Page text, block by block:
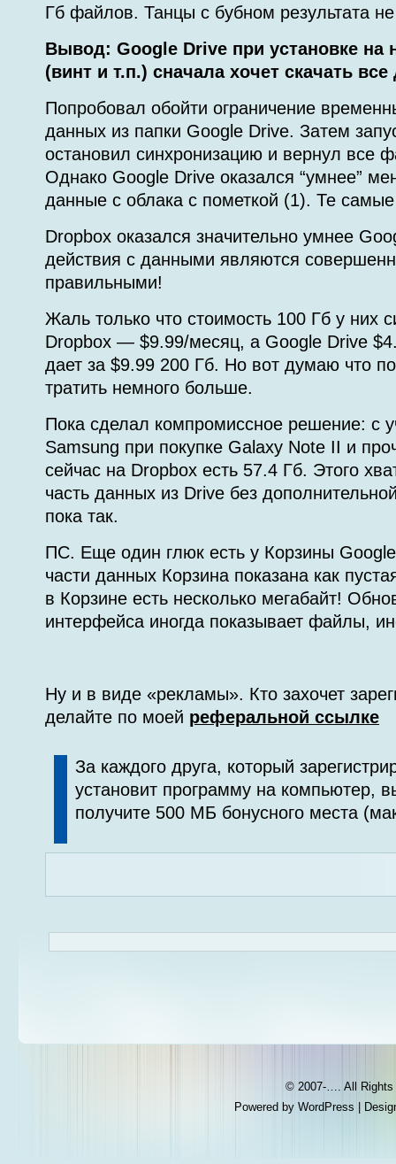
Гб файлов. Танцы с бубном результата
Вывод: Google Drive при установке
(винт и т.п.) сначала хочет скачать
Попробовал обойти ограничение
данных из папки Google Drive. Затем
остановил синхронизацию и вернул все
Однако Google Drive оказался “умнее”
данные с облака с пометкой (1). Те
Dropbox оказался значительно умнее
действия с данными являются
правильными!
Жаль только что стоимость 100 Гб у них
Dropbox — $9.99/месяц, а Google Drive
дает за $9.99 200 Гб. Но вот думаю что
тратить немного больше.
Пока сделал компромиссное решение: с
Samsung при покупке Galaxy Note II и
сейчас на Dropbox есть 57.4 Гб. Этого
часть данных из Drive без
пока так.
ПС. Еще один глюк есть у Корзины
части данных Корзина показана как
в Корзине есть несколько мегабайт!
интерфейса иногда показывает файлы,
Ну и в виде «рекламы». Кто захочет
делайте по моей реферальной ссылке
За каждого друга, который
установит программу на компьютер,
получите 500 МБ бонусного места
© 2007-…. All
Powered by WordPress |